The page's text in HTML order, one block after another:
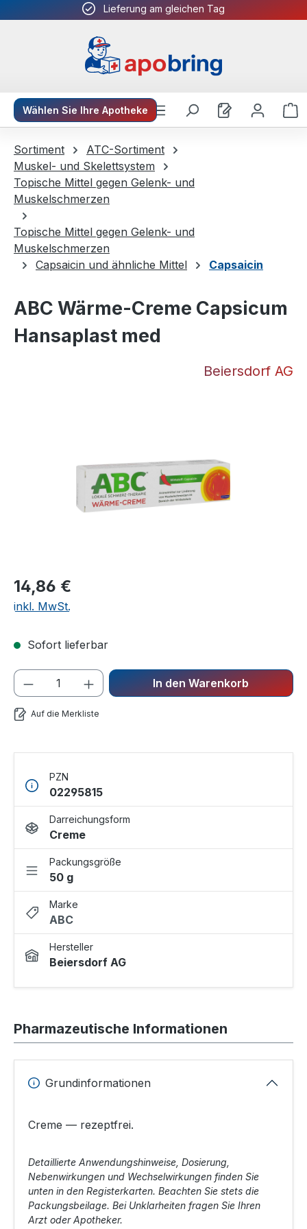
Zum Hauptinhalt springen
Lieferung am gleichen Tag
Wählen Sie Ihre Apotheke
Sortiment
ATC-Sortiment
Muskel- und Skelettsystem
Topische Mittel gegen Gelenk- und
Muskelschmerzen
Topische Mittel gegen Gelenk- und
Muskelschmerzen
Capsaicin und ähnliche Mittel
Capsaicin
ABC Wärme-Creme Capsicum
Hansaplast med
Beiersdorf AG
Regulärer Preis:
14,86 €
inkl. MwSt.
Sofort lieferbar
In den Warenkorb
Auf die Merkliste
PZN
02295815
Darreichungsform
Creme
Packungsgröße
50 g
Marke
ABC
Hersteller
Beiersdorf AG
Pharmazeutische Informationen
Grundinformationen
Creme — rezeptfrei.
Detaillierte Anwendungshinweise, Dosierung,
Nebenwirkungen und Wechselwirkungen finden Sie
unten in den Registerkarten. Beachten Sie stets die
Packungsbeilage. Bei Unklarheiten fragen Sie Ihren
Arzt oder Apotheker.